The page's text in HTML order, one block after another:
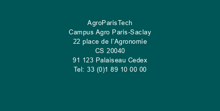
AgroParisTech
Campus Agro Paris-Saclay
22 place de l’Agronomie
CS 20040
91 123 Palaiseau Cedex
Tel: 33 (0)1 89 10 00 00